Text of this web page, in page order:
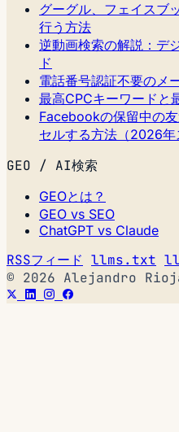
グーグル、フェイスブ
行う方法
逆動画検索の解説：デ
ド
電話番号認証不要のメ
最高CPCキーワードと
Facebookの保留中の
セルする方法（2026年
GEO / AI検索
GEOとは？
GEO vs SEO
ChatGPT vs Claude
RSSフィード llms.txt
© 2026 Alejandro